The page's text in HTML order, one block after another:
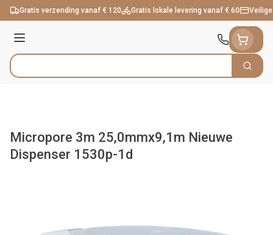
Ga naar de inhoud
Gratis verzending vanaf € 120 Gratis lokale levering vanaf € 60
Menu
Product, merk, categorie... Zoek
Micropore 3m 25,0mmx9,1m Nieuwe
Dispenser 1530p-1d